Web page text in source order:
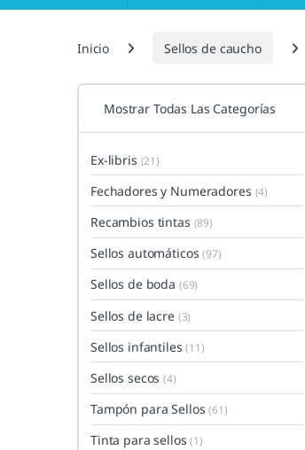
Inicio Sellos de caucho
Mostrar Todas Las Categorías
Ex-libris (21)
Fechadores y Numeradores (4)
Recambios tintas (89)
Sellos automáticos(97)
Sellos de boda (69)
Sellos de lacre (3)
Sellos infantiles(11)
Sellos secos(4)
Tampón para Sellos(61)
Tinta para sellos(1)